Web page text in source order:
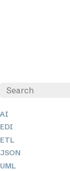
AI
EDI
ETL
JSON
UML